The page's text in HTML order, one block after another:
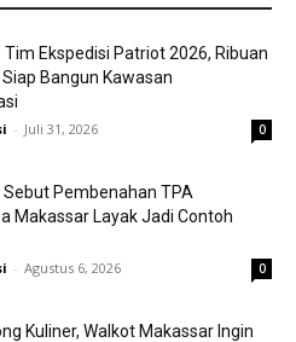
Tim Ekspedisi Patriot 2026, Ribuan
Bangun Kawasan
- Juli 31, 2026 0
Sebut Pembenahan TPA
Makassar Layak Jadi Contoh
- Agustus 6, 2026 0
Kuliner, Walkot Makassar Ingin